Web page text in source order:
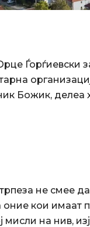
Ѓорѓиевски
Божик,
не смее
кои имаат
мисли на нив,